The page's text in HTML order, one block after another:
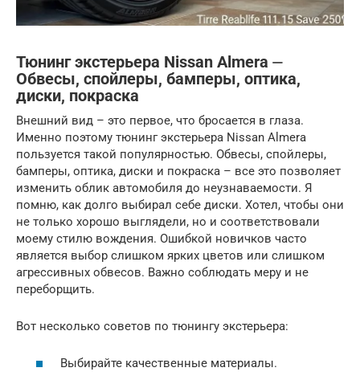
Тюнинг экстерьера Nissan Almera ⏤
Обвесы, спойлеры, бамперы, оптика,
диски, покраска
Внешний вид – это первое, что бросается в глаза.
Именно поэтому тюнинг экстерьера Nissan Almera
пользуется такой популярностью. Обвесы, спойлеры,
бамперы, оптика, диски и покраска – все это позволяет
изменить облик автомобиля до неузнаваемости. Я
помню, как долго выбирал себе диски. Хотел, чтобы они
не только хорошо выглядели, но и соответствовали
моему стилю вождения. Ошибкой новичков часто
является выбор слишком ярких цветов или слишком
агрессивных обвесов. Важно соблюдать меру и не
переборщить.
Вот несколько советов по тюнингу экстерьера:
Выбирайте качественные материалы.